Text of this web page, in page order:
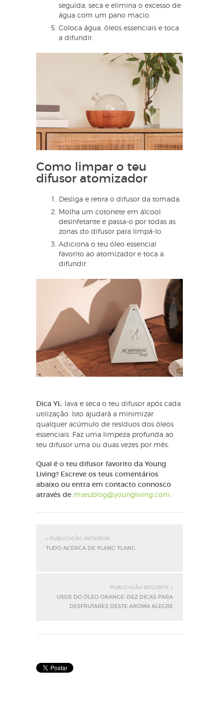
seguida, seca e elimina o excesso de
água com um pano macio.
Coloca água, óleos essenciais e toca
a difundir.
Como limpar o teu
difusor atomizador
Desliga e retira o difusor da tomada.
Molha um cotonete em álcool
desinfetante e passa-o por todas as
zonas do difusor para limpá-lo.
Adiciona o teu óleo essencial
favorito ao atomizador e toca a
difundir.
Dica YL: lava e seca o teu difusor após cada
utilização. Isto ajudará a minimizar
qualquer acúmulo de resíduos dos óleos
essenciais. Faz uma limpeza profunda ao
teu difusor uma ou duas vezes por mês.
Qual é o teu difusor favorito da Young
Living? Escreve os teus comentários
abaixo ou entra em contacto connosco
através de mseublog@youngliving.com.
« PUBLICAÇÃO ANTERIOR
TUDO ACERCA DE YLANG YLANG
PUBLICAÇÃO SEGUINTE »
USOS DO ÓLEO ORANGE: DEZ DICAS PARA
DESFRUTARES DESTE AROMA ALEGRE